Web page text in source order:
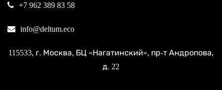
+7 962 389 83 58
info@deltum.eco
115533, г. Москва, БЦ «Нагатинский», пр-т Андропова,
д. 22